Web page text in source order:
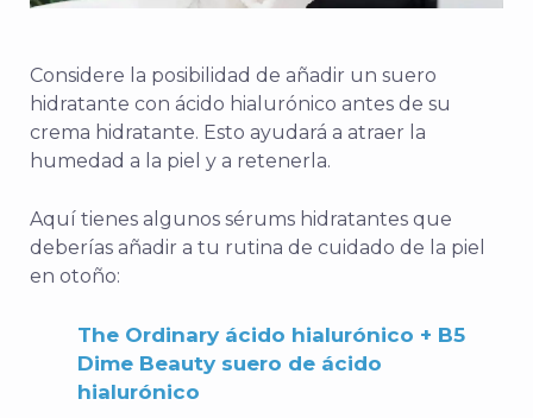
Considere la posibilidad de añadir un suero
hidratante con ácido hialurónico antes de su
crema hidratante. Esto ayudará a atraer la
humedad a la piel y a retenerla.
Aquí tienes algunos sérums hidratantes que
deberías añadir a tu rutina de cuidado de la piel
en otoño:
The Ordinary ácido hialurónico + B5
Dime Beauty suero de ácido
hialurónico